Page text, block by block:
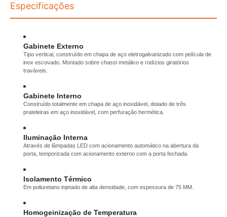
Especificações
Gabinete Externo
Tipo vertical, construído em chapa de aço eletrogalvanizado com película de
inox escovado. Montado sobre chassi metálico e rodízios giratórios
traváveis.
Gabinete Interno
Construído totalmente em chapa de aço inoxidável, dotado de três
prateleiras em aço inoxidável, com perfuração hermética.
Iluminação Interna
Através de lâmpadas LED com acionamento automático na abertura da
porta, temporizada com acionamento externo com a porta fechada.
Isolamento Térmico
Em poliuretano injetado de alta densidade, com espessura de 75 MM.
Homogeinização de Temperatura